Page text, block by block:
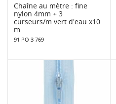
Chaîne au mètre : fine
nylon 4mm + 3
curseurs/m vert d'eau x10
m
91 PO 3 769